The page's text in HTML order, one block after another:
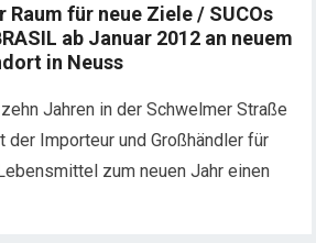
Raum für neue Ziele / SUCOs
ab Januar 2012 an neuem
in Neuss
Jahren in der Schwelmer Straße
Importeur und Großhändler für
zum neuen Jahr einen